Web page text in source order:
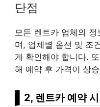
단점
모든 렌트카 업체의
며, 업체별 옵션 및 조
게 확인해야 합니다.
해 예약 후 가격이 상
2, 렌트카 예약